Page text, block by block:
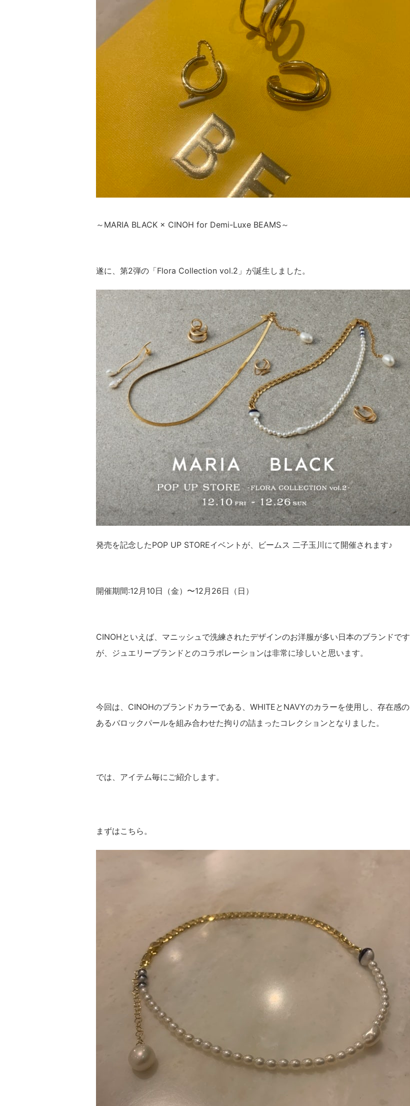
～MARIA BLACK × CINOH for Demi-Luxe BEAMS～
遂に、第2弾の「Flora Collection vol.2」が誕生しました。
発売を記念したPOP UP STOREイベントが、ビームス 二子玉川にて開催されます♪
開催期間:12月10日（金）〜12月26日（日）
CINOHといえば、マニッシュで洗練されたデザインのお洋服が多い日本のブランドです
が、ジュエリーブランドとのコラボレーションは非常に珍しいと思います。
今回は、CINOHのブランドカラーである、WHITEとNAVYのカラーを使用し、存在感の
あるバロックパールを組み合わせた拘りの詰まったコレクションとなりました。
では、アイテム毎にご紹介します。
まずはこちら。